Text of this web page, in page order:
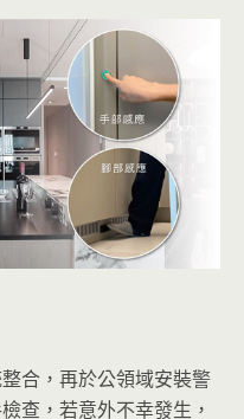
合，再於公領域安裝警
查，若意外不幸發生，